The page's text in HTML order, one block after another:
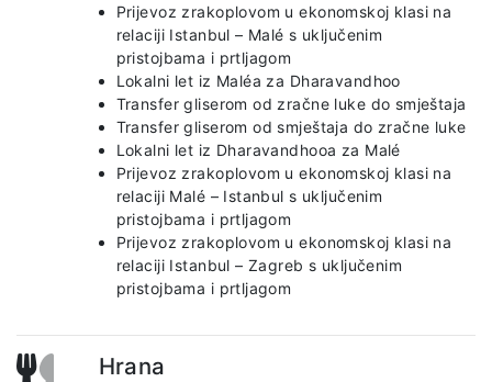
Prijevoz zrakoplovom u ekonomskoj klasi na
relaciji Istanbul – Malé s uključenim
pristojbama i prtljagom
Lokalni let iz Maléa za Dharavandhoo
Transfer gliserom od zračne luke do smještaja
Transfer gliserom od smještaja do zračne luke
Lokalni let iz Dharavandhooa za Malé
Prijevoz zrakoplovom u ekonomskoj klasi na
relaciji Malé – Istanbul s uključenim
pristojbama i prtljagom
Prijevoz zrakoplovom u ekonomskoj klasi na
relaciji Istanbul – Zagreb s uključenim
pristojbama i prtljagom
Hrana